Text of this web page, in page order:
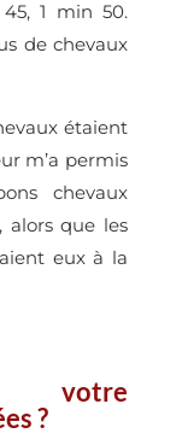
1 min 50.
de chevaux
étaient
m’a permis
chevaux
alors que les
eux à la
votre
?